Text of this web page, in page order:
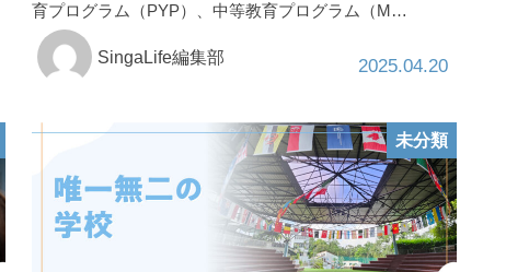
育プログラム（PYP）、中等教育プログラム（M…
SingaLife編集部 2025.04.20
未分類